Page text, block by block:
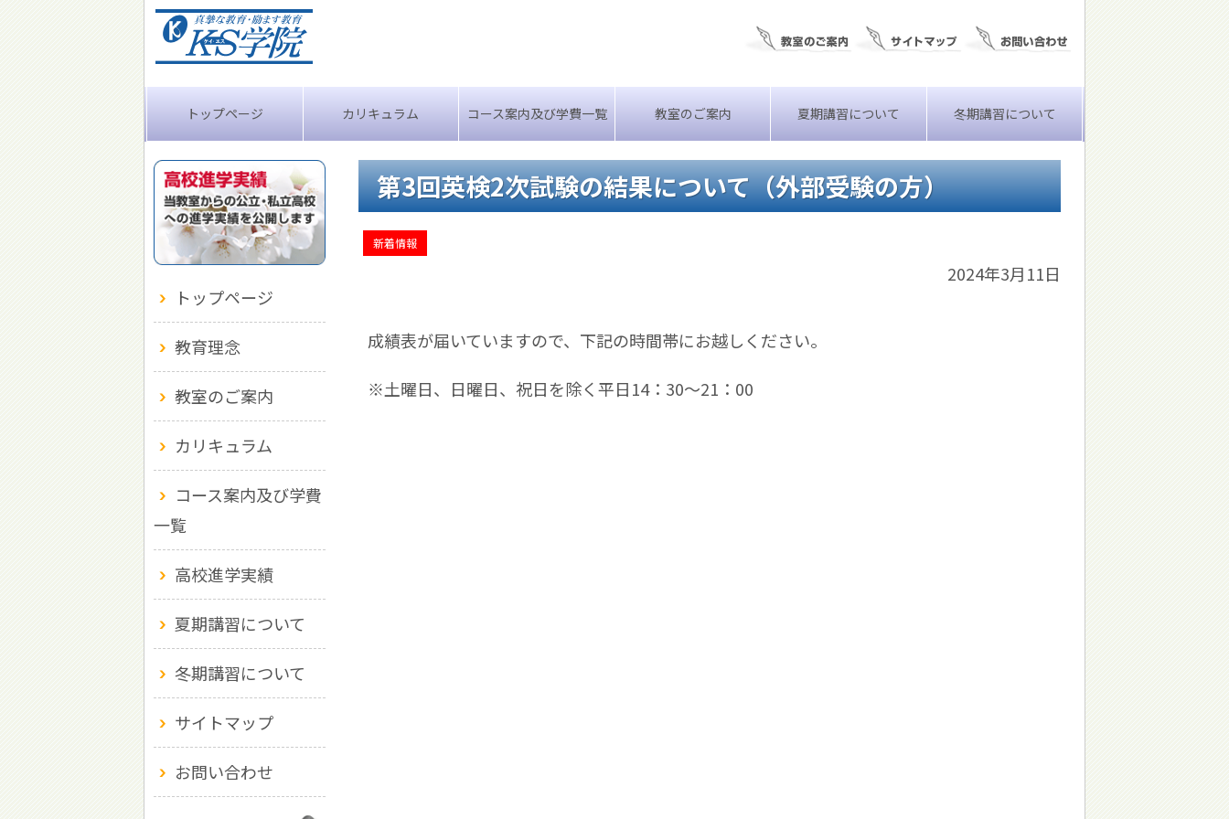
トップページ カリキュラム コース案内及び学費一覧 教室のご案内 夏期講習について 冬期講習について
第3回英検2次試験の結果について（外部受験の方）
新着情報
2024年3月11日
成績表が届いていますので、下記の時間帯にお越しください。
※土曜日、日曜日、祝日を除く平日14：30～21：00
トップページ
教育理念
教室のご案内
カリキュラム
コース案内及び学費
一覧
高校進学実績
夏期講習について
冬期講習について
サイトマップ
お問い合わせ